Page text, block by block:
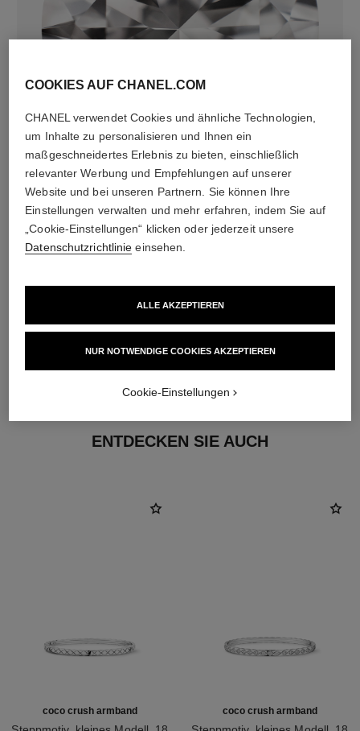
diamanten
9 Diamanten im Brillantschliff von insgesamt 0,30ct
Die Merkmale jeder Kreation können variieren**
ENTDECKEN SIE AUCH
coco crush armband coco crush armband
COOKIES AUF CHANEL.COM
CHANEL verwendet Cookies und ähnliche Technologien,
um Inhalte zu personalisieren und Ihnen ein
maßgeschneidertes Erlebnis zu bieten, einschließlich
relevanter Werbung und Empfehlungen auf unserer
Website und bei unseren Partnern. Sie können Ihre
Einstellungen verwalten und mehr erfahren, indem Sie auf
„Cookie-Einstellungen“ klicken oder jederzeit unsere
Datenschutzrichtlinie einsehen.
NUR NOTWENDIGE COOKIES AKZEPTIEREN
ALLE AKZEPTIEREN
Cookie-Einstellungen